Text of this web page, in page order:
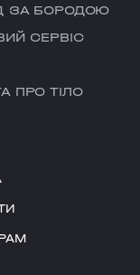
ЗА БОРОДОЮ
СЕРВІС
ПРО ТІЛО